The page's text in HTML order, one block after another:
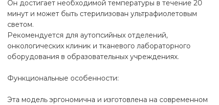
Он достигает необходимой температуры в течение 20
минут и может быть стерилизован ультрафиолетовым
светом.
Рекомендуется для аутопсийных отделений,
онкологических клиник и тканевого лабораторного
оборудования в образовательных учреждениях.
Функциональные особенности:
Эта модель эргономична и изготовлена ​​на современном